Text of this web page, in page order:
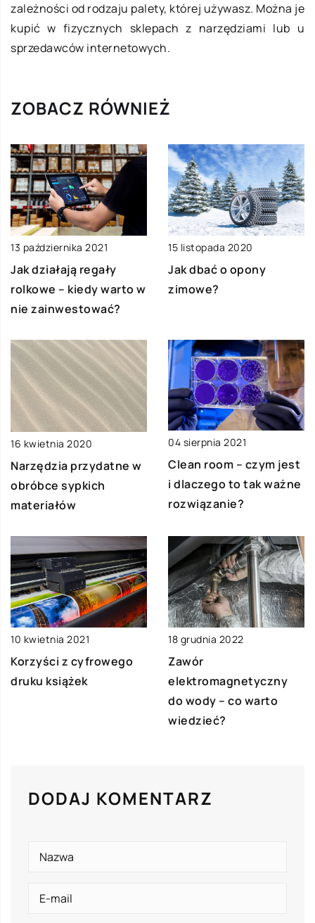
zależności od rodzaju palety, której używasz. Można je
kupić w fizycznych sklepach z narzędziami lub u
sprzedawców internetowych.
ZOBACZ RÓWNIEŻ
13 października 2021
Jak działają regały
rolkowe – kiedy warto w
nie zainwestować?
15 listopada 2020
Jak dbać o opony
zimowe?
16 kwietnia 2020
Narzędzia przydatne w
obróbce sypkich
materiałów
04 sierpnia 2021
Clean room – czym jest
i dlaczego to tak ważne
rozwiązanie?
10 kwietnia 2021
Korzyści z cyfrowego
druku książek
18 grudnia 2022
Zawór
elektromagnetyczny
do wody – co warto
wiedzieć?
DODAJ KOMENTARZ